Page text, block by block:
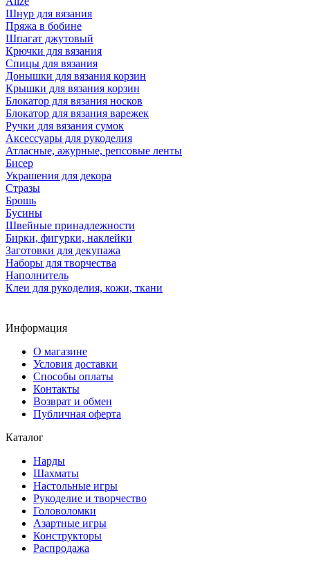
Шнур для вязания
Пряжа в бобине
Шпагат джутовый
Крючки для вязания
Спицы для вязания
Донышки для вязания корзин
Крышки для вязания корзин
Блокатор для вязания носков
Блокатор для вязания варежек
Ручки для вязания сумок
Аксессуары для рукоделия
Атласные, ажурные, репсовые ленты
Бисер
Украшения для декора
Стразы
Брошь
Бусины
Швейные принадлежности
Бирки, фигурки, наклейки
Заготовки для декупажа
Наборы для творчества
Наполнитель
Клеи для рукоделия, кожи, ткани
Информация
О магазине
Условия доставки
Способы оплаты
Контакты
Возврат и обмен
Публичная оферта
Каталог
Нарды
Шахматы
Настольные игры
Рукоделие и творчество
Головоломки
Азартные игры
Конструкторы
Распродажа